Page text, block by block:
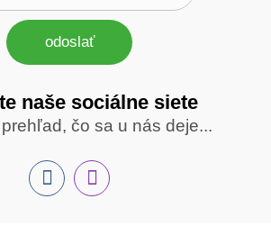
odoslať
Sledujte
nás
naše sociálne siete
čo sa u nás deje...
FacebookINstagram